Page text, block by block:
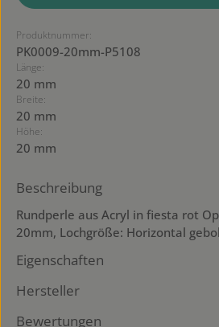
Produktnummer:
PK0009-20mm-P5108
Länge:
20 mm
Breite:
20 mm
Höhe:
20 mm
Beschreibung
Rundperle aus Acryl in fiesta rot
20mm, Lochgröße: Horizontal
Eigenschaften
Hersteller
Bewertungen